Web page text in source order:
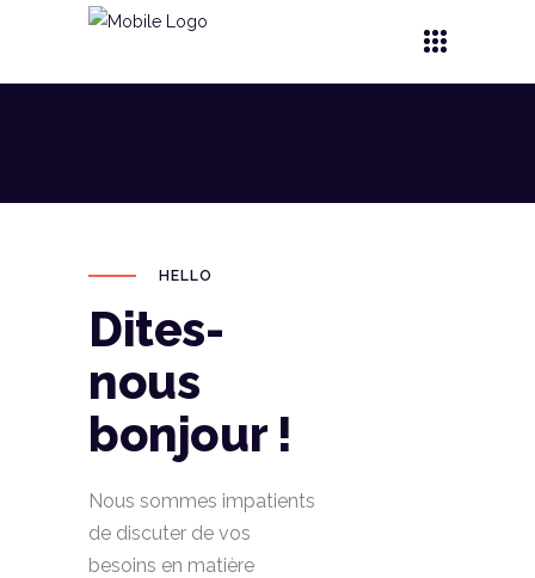
HELLO
Dites-
nous
bonjour !
Nous sommes impatients
de discuter de vos
besoins en matière